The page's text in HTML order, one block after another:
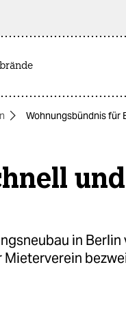
Wohnungsbündnis für
und
in